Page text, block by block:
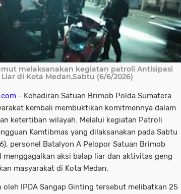
melaksanakan kegiatan patroli Antisipasi
di Kota Medan,Sabtu (6/6/2026)
- Kehadiran Satuan Brimob Polda Sumatera
kembali membuktikan komitmennya dalam
ketertiban wilayah. Melalui kegiatan Patroli
Kamtibmas yang dilaksanakan pada Sabtu
personel Batalyon A Pelopor Satuan Brimob
menggagalkan aksi balap liar dan aktivitas geng
masyarakat di Kota Medan.
IPDA Sangap Ginting tersebut melibatkan 25